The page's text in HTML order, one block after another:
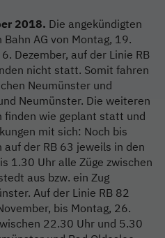
2018. Die angekündigten
AG von Montag, 19.
Dezember, auf der Linie RB
nicht statt. Somit fahren
Neumünster und
Neumünster. Die weiteren
finden wie geplant statt und
mit sich: Noch bis
der RB 63 jeweils in den
1.30 Uhr alle Züge zwischen
aus bzw. ein Zug
Auf der Linie RB 82
bis Montag, 26.
22.30 Uhr und 5.30